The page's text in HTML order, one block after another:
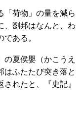
「荷物」の量を減ら
、劉邦はなんと、わ
ある。
の夏侯嬰（かこうえ
はふたたび突き落と
れたと、『史記』